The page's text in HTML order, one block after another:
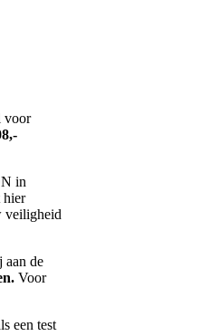
voor
in
hier
veiligheid
aan de
Voor
een test